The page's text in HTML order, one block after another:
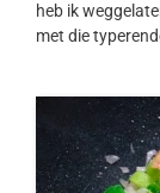
heb ik
met die